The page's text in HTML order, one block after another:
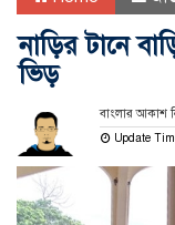
নাড়ির টানে
ভিড়
বাংলার আকাশ
Update